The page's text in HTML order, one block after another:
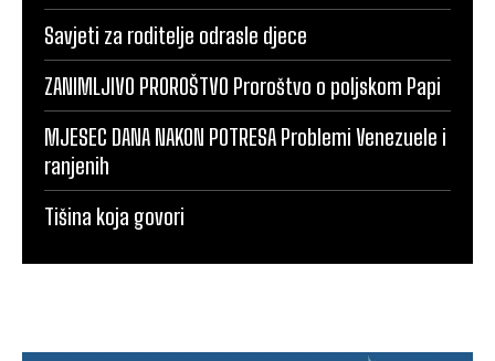
Savjeti za roditelje odrasle djece
ZANIMLJIVO PROROŠTVO Proroštvo o poljskom Papi
MJESEC DANA NAKON POTRESA Problemi Venezuele i
ranjenih
Tišina koja govori